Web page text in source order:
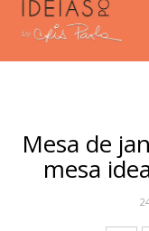
Mesa de
mesa